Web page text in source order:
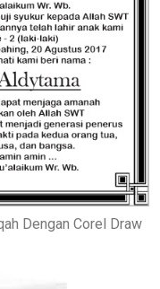
Dengan Corel Draw